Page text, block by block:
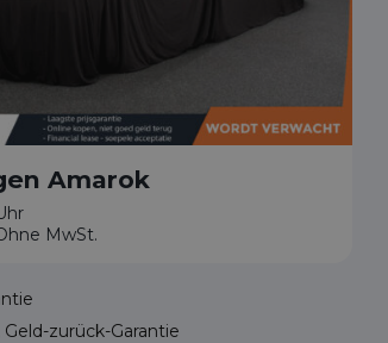
Amarok
MwSt.
zurück-Garantie